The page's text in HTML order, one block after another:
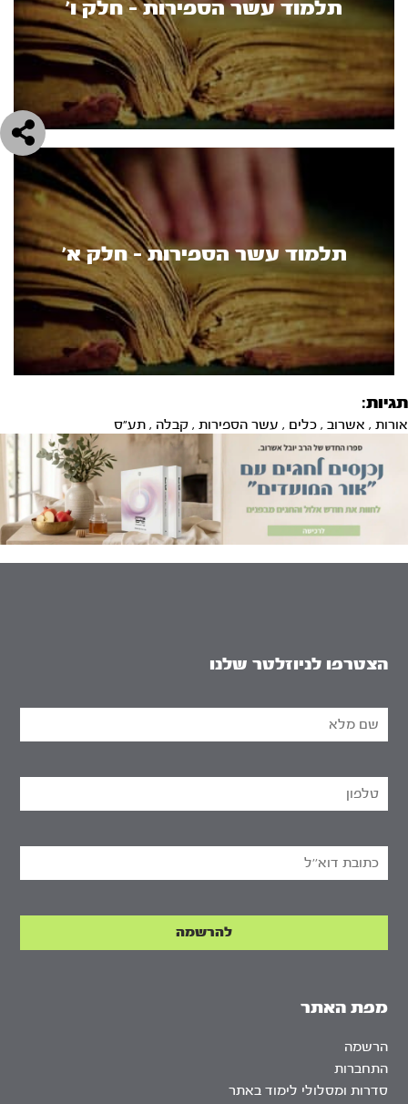
תלמוד עשר הספירות - חלק ו’
תלמוד עשר הספירות - חלק א’
תגיות:
אורות , אשרוב , כלים , עשר הספירות , קבלה , תע"ס
מפת האתר
הרשמה
התחברות
סדרות ומסלולי לימוד באתר
הצטרפו לניוזלטר שלנו